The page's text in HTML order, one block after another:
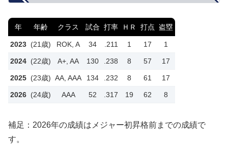
年 年齢 クラス 試合 打率 ＨＲ 打点 盗塁
2023 (21歳) ROK, A 34 .211 1 17 1
2024 (22歳) A+, AA 130 .238 8 57 17
2025 (23歳) AA, AAA 134 .232 8 61 17
2026 (24歳) AAA 52 .317 19 62 8
補足：2026年の成績はメジャー初昇格前までの成績で
す。